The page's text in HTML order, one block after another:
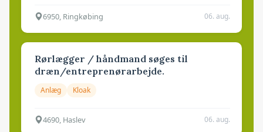
6950, Ringkøbing 06. aug.
Rørlægger / håndmand søges til
dræn/entreprenørarbejde.
Anlæg Kloak
4690, Haslev 06. aug.